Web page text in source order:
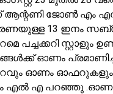
ആന്റണി ജോൺ എം
13 ഇനം
പച്ചക്കറി സ്റ്റാളും
ഓണം
ഓണം ഓഫറുകളും
എൽ എ പറഞ്ഞു